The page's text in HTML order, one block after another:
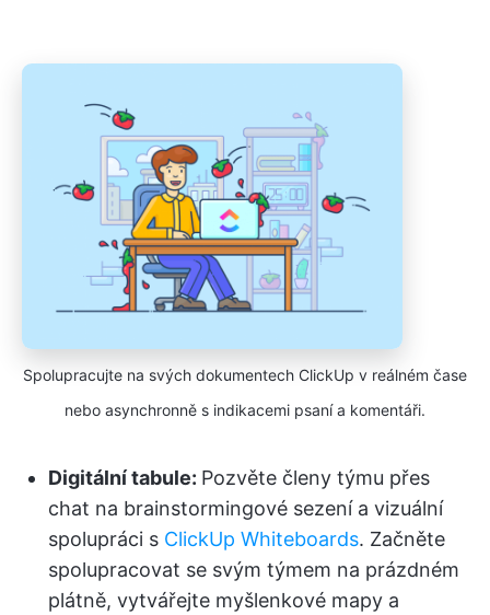
Spolupracujte na svých dokumentech ClickUp v reálném čase
nebo asynchronně s indikacemi psaní a komentáři.
Digitální tabule: Pozvěte členy týmu přes
chat na brainstormingové sezení a vizuální
spolupráci s ClickUp Whiteboards. Začněte
spolupracovat se svým týmem na prázdném
plátně, vytvářejte myšlenkové mapy a